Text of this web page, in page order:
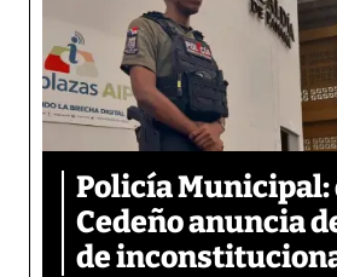
Policía
Cedeño anuncia
de